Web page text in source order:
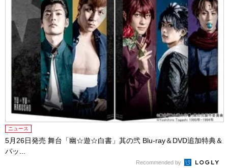
ニュース
5月26日発売 舞台「幽☆遊☆白書」其の弐 Blu-ray＆DVD追加特典＆
パッ...
Recommended by